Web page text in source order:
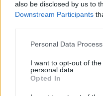
also be disclosed by us to
Downstream Participants
Please note that this
not limited to your visit or
grant or deny consent to
use your data for below
consent section.
Personal Data
I want to opt-out of
personal data.
Opted In
Aktuális